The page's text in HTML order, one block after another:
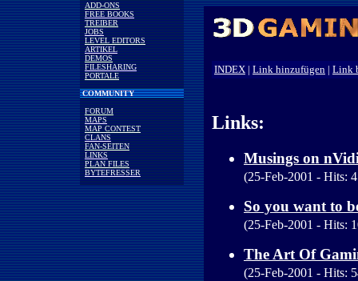
ADD-ONS
FREE BOOKS
TREIBER
JOBS
LEVEL EDITORS
ARTIKEL
DEMOS
FILESHARING
PORTALE
COMMUNITY
FORUM
MAPS
MAP CONTEST
CLANS
FAN-SEITEN
LINKS
PLAN FILES
BYTEFRESSER
INDEX | Link hinzufügen | Link
Links:
Musings on
(25-Feb-2001 - Hits:
So you want to
(25-Feb-2001 - Hits:
The Art Of
(25-Feb-2001 - Hits: